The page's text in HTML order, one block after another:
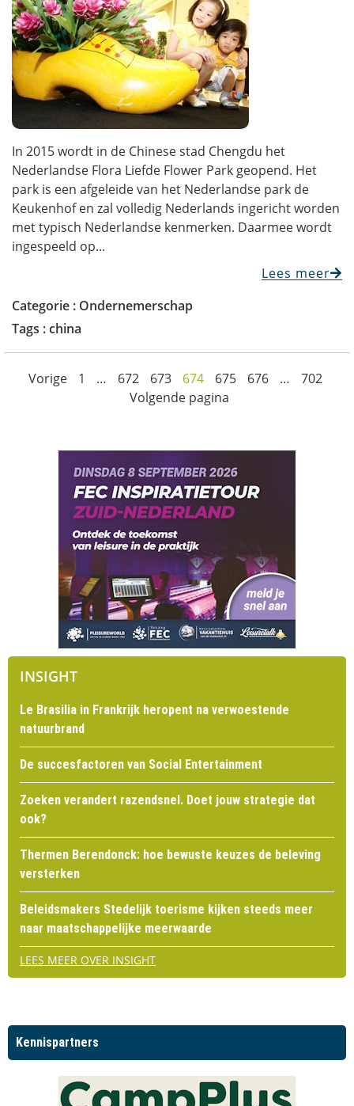
In 2015 wordt in de Chinese stad Chengdu het
Nederlandse Flora Liefde Flower Park geopend. Het
park is een afgeleide van het Nederlandse park de
Keukenhof en zal volledig Nederlands ingericht worden
met typisch Nederlandse kenmerken. Daarmee wordt
ingespeeld op...
Lees meer
Categorie : Ondernemerschap
Tags :china
Vorige 1 … 672 673 674 675 676 …
702
Volgende pagina
INSIGHT
Le Brasilia in Frankrijk heropent na verwoestende
natuurbrand
De succesfactoren van Social Entertainment
Zoeken verandert razendsnel. Doet jouw strategie dat
ook?
Thermen Berendonck: hoe bewuste keuzes de beleving
versterken
Beleidsmakers Stedelijk toerisme kijken steeds meer
naar maatschappelijke meerwaarde
LEES MEER OVER INSIGHT
Kennispartners